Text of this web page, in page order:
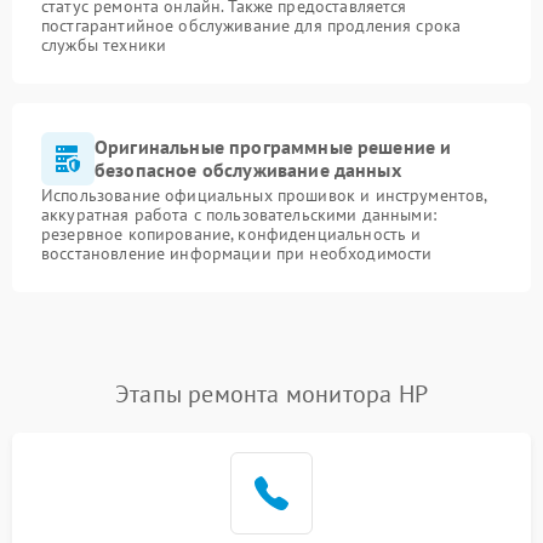
статус ремонта онлайн. Также предоставляется
постгарантийное обслуживание для продления срока
службы техники
Оригинальные программные решение и
безопасное обслуживание данных
Использование официальных прошивок и инструментов,
аккуратная работа с пользовательскими данными:
резервное копирование, конфиденциальность и
восстановление информации при необходимости
Этапы ремонта монитора HP